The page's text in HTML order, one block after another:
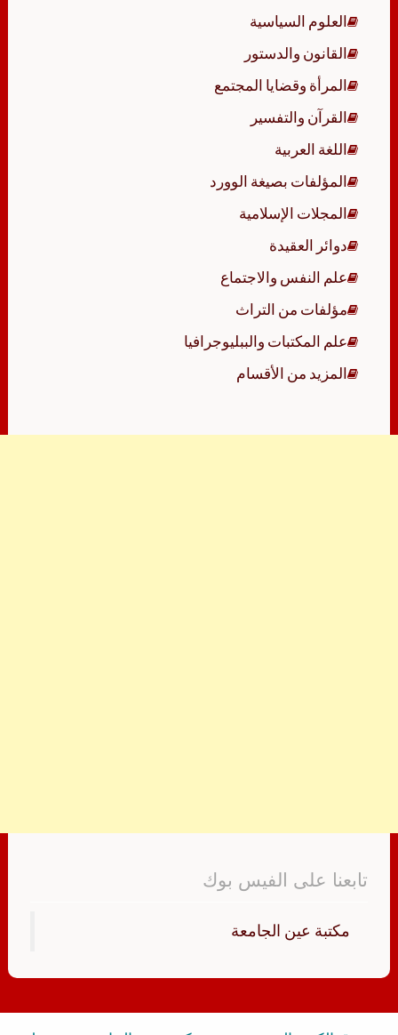
العلوم السياسية
القانون والدستور
المرأة وقضايا المجتمع
القرآن والتفسير
اللغة العربية
المؤلفات بصيغة الوورد
المجلات الإسلامية
دوائر العقيدة
علم النفس والاجتماع
مؤلفات من التراث
علم المكتبات والببليوجرافيا
المزيد من الأقسام
تابعنا على الفيس بوك
‏مكتبة عين الجامعة‏